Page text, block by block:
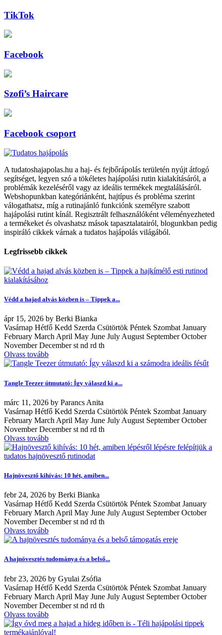
TikTok
Facebook
Szofi’s Haircare
Facebook csoport
A tudatoshajapolas.hu a haj- és fejbőrápolás területén nyújt átfogó
segítséget, legyen szó a tökéletes hajápolási rutin kialakításáról, a
problémák kezeléséről vagy az ideális termékek megtalálásáról.
Webshopunkban kategóriánként, hajtípus és probléma szerint
válogathatsz, míg a rutinajánló funkciónk személyre szabott
hajápolási rutint kínál. Regisztrált felhasználóként véleményezheted
a termékeket és olvashatsz mások tapasztalatairól, blogunkban pedig
inspiráló cikkek várnak a tudatos hajápolás világából.
Legfrissebb cikkek
Védd a hajad alvás közben is – Tippek a...
ápr 15, 2026 by Berki Bianka
Vasárnap Hétfő Kedd Szerda Csütörtök Péntek Szombat January
February March April May June July August September October
November December st nd rd th
Olvass tovább
Tangle Teezer útmutató: Így válaszd ki a...
márc 11, 2026 by Parancs Anita
Vasárnap Hétfő Kedd Szerda Csütörtök Péntek Szombat January
February March April May June July August September October
November December st nd rd th
Olvass tovább
Hajnövesztő kihívás: 10 hét, amiben...
febr 24, 2026 by Berki Bianka
Vasárnap Hétfő Kedd Szerda Csütörtök Péntek Szombat January
February March April May June July August September October
November December st nd rd th
Olvass tovább
A hajnövesztés tudománya és a belső...
febr 23, 2026 by Gyulai Zsófia
Vasárnap Hétfő Kedd Szerda Csütörtök Péntek Szombat January
February March April May June July August September October
November December st nd rd th
Olvass tovább